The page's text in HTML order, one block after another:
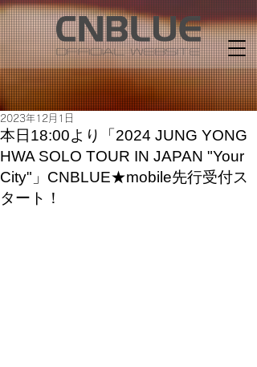
本日18:00より「2024 JUNG YONG
HWA SOLO TOUR IN JAPAN "Your
City"」CNBLUE★mobile先行受付ス
タート！
2023年12月1日